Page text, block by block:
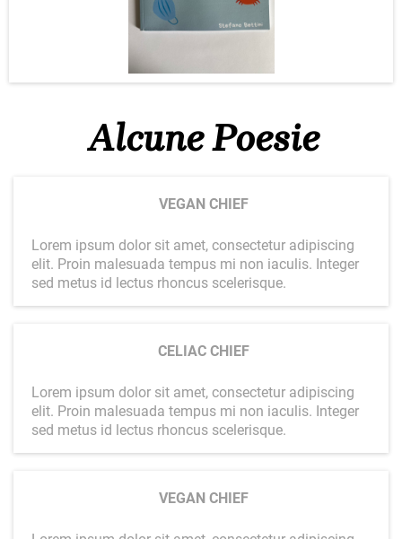
Alcune Poesie
VEGAN CHIEF
Lorem ipsum dolor sit amet, consectetur adipiscing
elit. Proin malesuada tempus mi non iaculis. Integer
sed metus id lectus rhoncus scelerisque.
CELIAC CHIEF
Lorem ipsum dolor sit amet, consectetur adipiscing
elit. Proin malesuada tempus mi non iaculis. Integer
sed metus id lectus rhoncus scelerisque.
VEGAN CHIEF